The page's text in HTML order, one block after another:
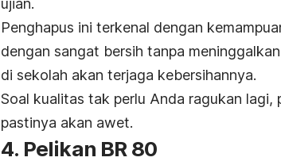
ujian.
Penghapus ini terkenal dengan
dengan sangat bersih tanpa
di sekolah akan terjaga kebersihannya.
Soal kualitas tak perlu Anda ragukan
pastinya akan awet.
4. Pelikan BR 80